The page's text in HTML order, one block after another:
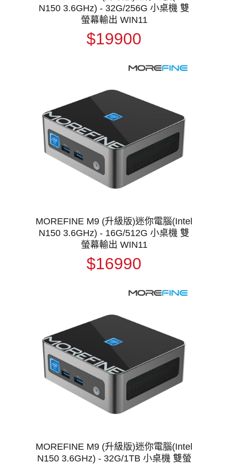
N150 3.6GHz) - 32G/256G 小桌機 雙
螢幕輸出 WIN11
$19900
MOREFINE M9 (升級版)迷你電腦(Intel
N150 3.6GHz) - 16G/512G 小桌機 雙
螢幕輸出 WIN11
$16990
MOREFINE M9 (升級版)迷你電腦(Intel
N150 3.6GHz) - 32G/1TB 小桌機 雙螢